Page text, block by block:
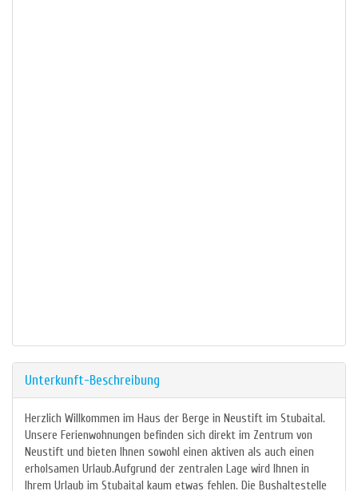
Unterkunft-Beschreibung
Herzlich Willkommen im Haus der Berge in Neustift im Stubaital.
Unsere Ferienwohnungen befinden sich direkt im Zentrum von
Neustift und bieten Ihnen sowohl einen aktiven als auch einen
erholsamen Urlaub.Aufgrund der zentralen Lage wird Ihnen in
Ihrem Urlaub im Stubaital kaum etwas fehlen. Die Bushaltestelle